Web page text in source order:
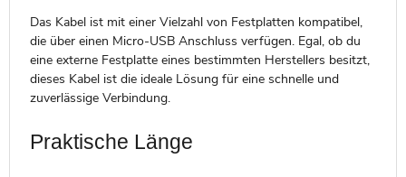
Das Kabel ist mit einer Vielzahl von Festplatten kompatibel,
die über einen Micro-USB Anschluss verfügen. Egal, ob du
eine externe Festplatte eines bestimmten Herstellers besitzt,
dieses Kabel ist die ideale Lösung für eine schnelle und
zuverlässige Verbindung.
Praktische Länge